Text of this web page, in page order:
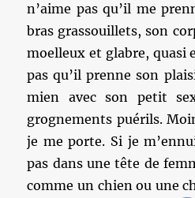
n’aime pas qu’il me
bras grassouillets, son
moelleux et glabre, quasi
pas qu’il prenne son
mien avec son petit
grognements puérils.
je me porte. Si je
pas dans une tête de
comme un chien ou une